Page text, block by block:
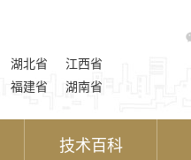
湖北省
江西省
福建省 湖南省
技术百科